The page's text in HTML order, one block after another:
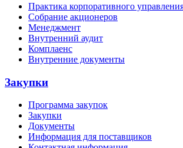
Практика корпоративного
Собрание акционеров
Менеджмент
Внутренний аудит
Комплаенс
Внутренние документы
Закупки
Программа закупок
Закупки
Документы
Информация для поставщиков